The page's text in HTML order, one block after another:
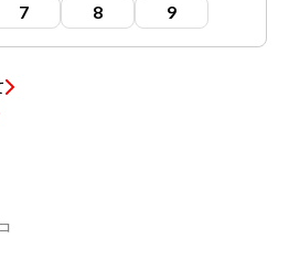
7 8 9